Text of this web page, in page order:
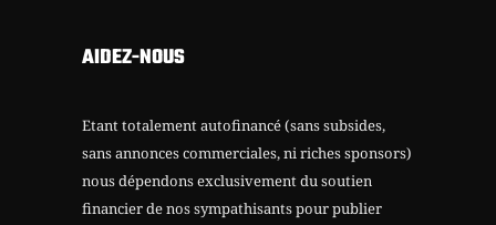
AIDEZ-NOUS
Etant totalement autofinancé (sans subsides,
sans annonces commerciales, ni riches sponsors)
nous dépendons exclusivement du soutien
financier de nos sympathisants pour publier